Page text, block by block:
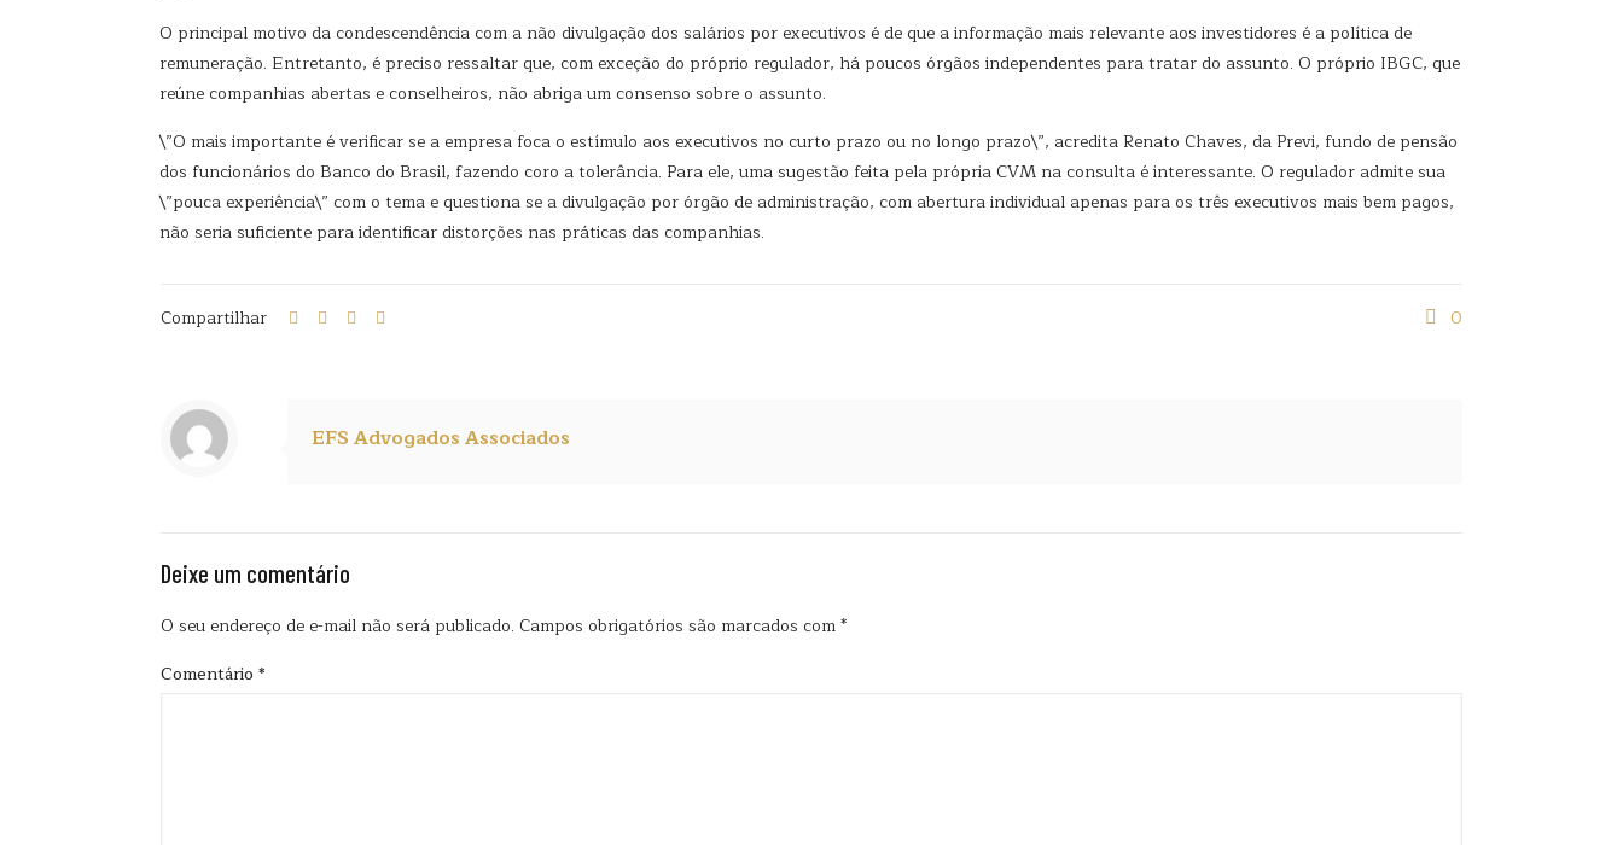
O principal motivo da condescendência com a não divulgação dos salários por executivos é de que a informação mais relevante aos investidores é a política de
remuneração. Entretanto, é preciso ressaltar que, com exceção do próprio regulador, há poucos órgãos independentes para tratar do assunto. O próprio IBGC, que
reúne companhias abertas e conselheiros, não abriga um consenso sobre o assunto.
\”O mais importante é verificar se a empresa foca o estímulo aos executivos no curto prazo ou no longo prazo\”, acredita Renato Chaves, da Previ, fundo de pensão
dos funcionários do Banco do Brasil, fazendo coro a tolerância. Para ele, uma sugestão feita pela própria CVM na consulta é interessante. O regulador admite sua
\”pouca experiência\” com o tema e questiona se a divulgação por órgão de administração, com abertura individual apenas para os três executivos mais bem pagos,
não seria suficiente para identificar distorções nas práticas das companhias.
Compartilhar 0
EFS Advogados Associados
Deixe um comentário
O seu endereço de e-mail não será publicado. Campos obrigatórios são marcados com*
Comentário *